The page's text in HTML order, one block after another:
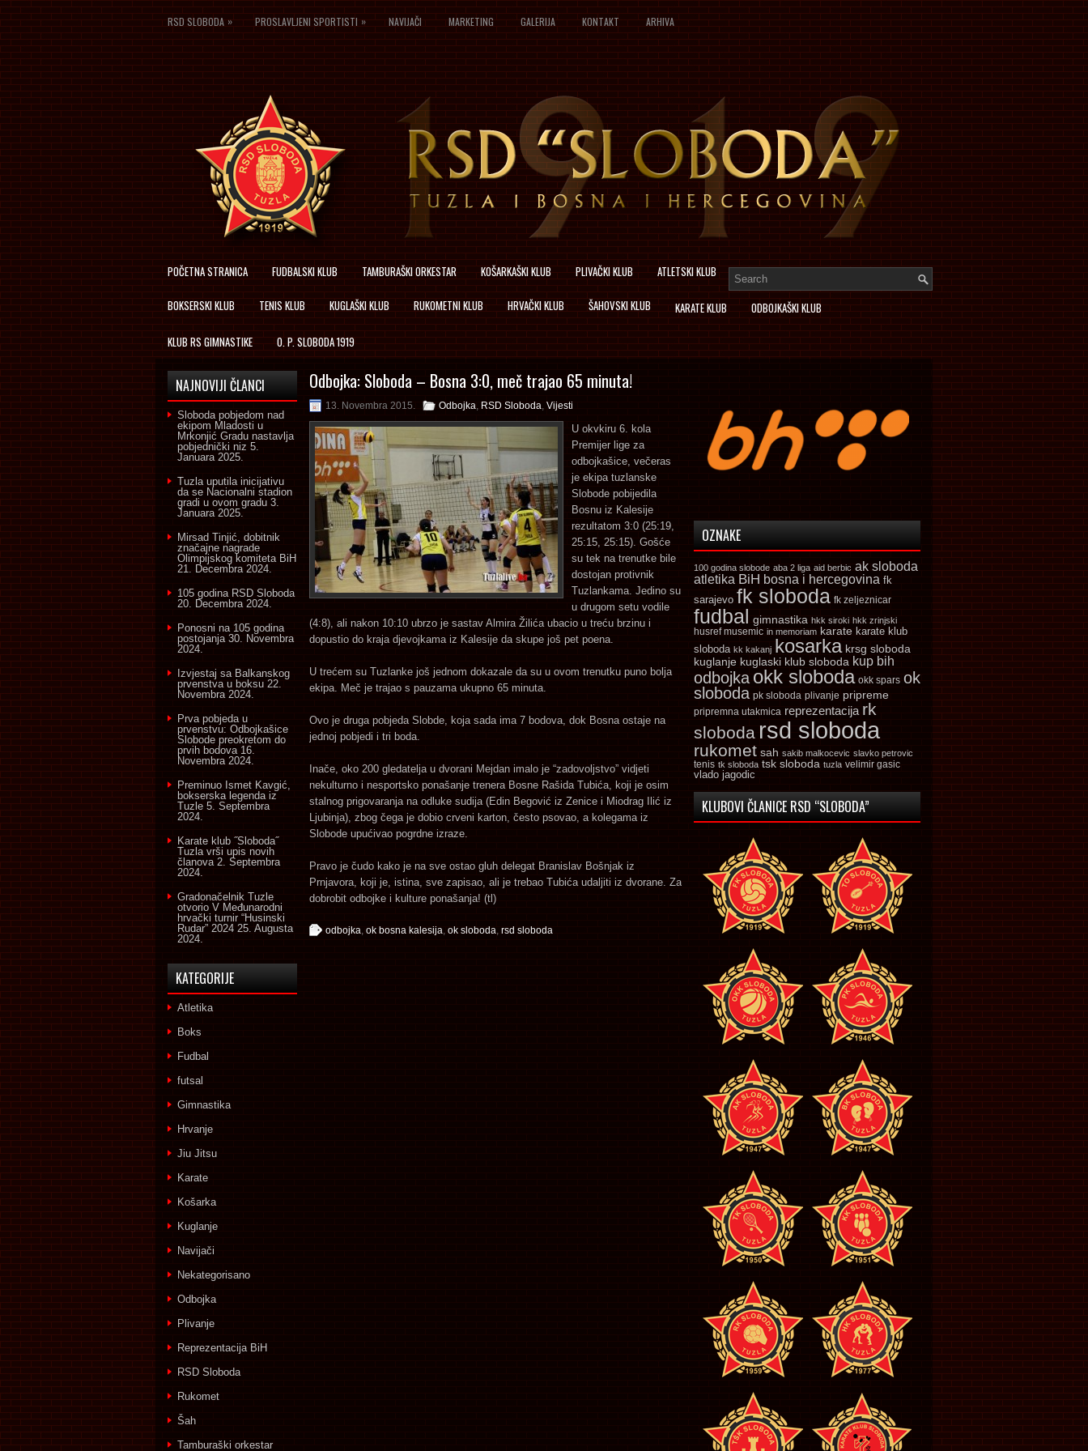
RSD SLOBODA » PROSLAVLJENI SPORTISTI » NAVIJAČI MARKETING GALERIJA KONTAKT ARHIVA
POČETNA STRANICA FUDBALSKI KLUB TAMBURAŠKI ORKESTAR KOŠARKAŠKI KLUB PLIVAČKI KLUB ATLETSKI KLUB
BOKSERSKI KLUB TENIS KLUB KUGLAŠKI KLUB RUKOMETNI KLUB HRVAČKI KLUB ŠAHOVSKI KLUB KARATE KLUB ODBOJKAŠKI KLUB
KLUB RS GIMNASTIKE O. P. SLOBODA 1919
Odbojka: Sloboda – Bosna 3:0, meč trajao 65 minuta!
13. Novembra 2015. Odbojka, RSD Sloboda, Vijesti
U okvkiru 6. kola
Premijer lige za
odbojkašice, večeras
je ekipa tuzlanske
Slobode pobijedila
Bosnu iz Kalesije
rezultatom 3:0 (25:19,
25:15, 25:15). Gošće
su tek na trenutke bile
dostojan protivnik
Tuzlankama. Jedino su
u drugom setu vodile
(4:8), ali nakon 10:10 ubrzo je sastav Almira Žilića ubacio u treću brzinu i
dopustio do kraja djevojkama iz Kalesije da skupe još pet poena.
U trećem su Tuzlanke još jednom dokazale da su u ovom trenutku puno bolja
ekipa. Meč je trajao s pauzama ukupno 65 minuta.
Ovo je druga pobjeda Slobde, koja sada ima 7 bodova, dok Bosna ostaje na
jednoj pobjedi i tri boda.
Inače, oko 200 gledatelja u dvorani Mejdan imalo je “zadovoljstvo” vidjeti
nekulturno i nesportsko ponašanje trenera Bosne Rašida Tubića, koji je osim
stalnog prigovaranja na odluke sudija (Edin Begović iz Zenice i Miodrag Ilić iz
Ljubinja), zbog čega je dobio crveni karton, često psovao, a kolegama iz
Slobode upućivao pogrdne izraze.
Pravo je čudo kako je na sve ostao gluh delegat Branislav Bošnjak iz
Prnjavora, koji je, istina, sve zapisao, ali je trebao Tubića udaljiti iz dvorane. Za
dobrobit odbojke i kulture ponašanja! (tl)
odbojka, ok bosna kalesija, ok sloboda, rsd sloboda
NAJNOVIJI ČLANCI
Sloboda pobjedom nad
ekipom Mladosti u
Mrkonjić Gradu nastavlja
pobjednički niz 5.
Januara 2025.
Tuzla uputila inicijativu
da se Nacionalni stadion
gradi u ovom gradu 3.
Januara 2025.
Mirsad Tinjić, dobitnik
značajne nagrade
Olimpijskog komiteta BiH
21. Decembra 2024.
105 godina RSD Sloboda
20. Decembra 2024.
Ponosni na 105 godina
postojanja 30. Novembra
2024.
Izvjestaj sa Balkanskog
prvenstva u boksu 22.
Novembra 2024.
Prva pobjeda u
prvenstvu: Odbojkašice
Slobode preokretom do
prvih bodova 16.
Novembra 2024.
Preminuo Ismet Kavgić,
bokserska legenda iz
Tuzle 5. Septembra
2024.
Karate klub ˝Sloboda˝
Tuzla vrši upis novih
članova 2. Septembra
2024.
Gradonačelnik Tuzle
otvorio V Međunarodni
hrvački turnir “Husinski
Rudar” 2024 25. Augusta
2024.
KATEGORIJE
Atletika
Boks
Fudbal
futsal
Gimnastika
Hrvanje
Jiu Jitsu
Karate
Košarka
Kuglanje
Navijači
Nekategorisano
Odbojka
Plivanje
Reprezentacija BiH
RSD Sloboda
Rukomet
Šah
Tamburaški orkestar
OZNAKE
100 godina slobode aba 2 liga aid berbic ak sloboda
atletika BiH bosna i hercegovina fk
sarajevo fk sloboda fk zeljeznicar
fudbal gimnastika hkk siroki hkk zrinjski
husref musemic in memoriam karate karate klub
sloboda kk kakanj kosarka krsg sloboda
kuglanje kuglaski klub sloboda kup bih
odbojka okk sloboda okk spars ok
sloboda pk sloboda plivanje pripreme
pripremna utakmica reprezentacija rk
sloboda rsd sloboda
rukomet sah sakib malkocevic slavko petrovic
tenis tk sloboda tsk sloboda tuzla velimir gasic
vlado jagodic
KLUBOVI ČLANICE RSD “SLOBODA”